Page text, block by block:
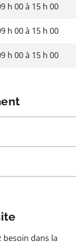
h 00à 15 h 00
h 00à 15 h 00
h 00à 15 h 00
besoin dans la